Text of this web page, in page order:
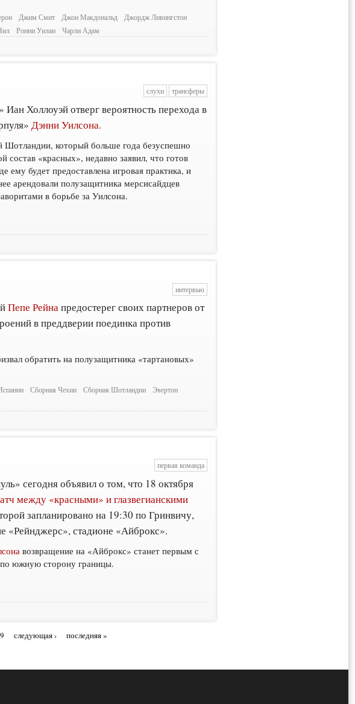
Джим Смит Джон Макдональд
Джордж Ливингстон
Ронни Уилан Чарли Адам
слухи трансферы
Иан Холлоуэй отверг вероятность перехода в
Дэнни Уилсона.
который больше года безуспешно
состав «красных», недавно заявил, что готов
ему будет предоставлена игровая практика, и
арендовали полузащитника мерсисайдцев
в борьбе за Уилсона.
интервью
Пепе Рейнапредостерег своих партнеров от
в преддверии поединка против
обратить на полузащитника «тартановых»
Сборная Чехии Сборная Шотландии
Эвертон
первая команда
сегодня объявил о том, что 18 октября
между «красными» и глазвегианскими
запланировано на 19:30 по Гринвичу,
«Рейнджерс», стадионе «Айброкс».
возвращение на «Айброкс» станет первым с
южную сторону границы.
9 следующая › последняя »